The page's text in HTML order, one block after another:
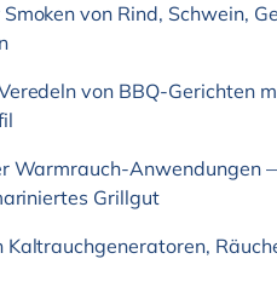
von Rind, Schwein,
von BBQ-Gerichten
Warmrauch-Anwendungen
Grillgut
Kaltrauchgeneratoren,